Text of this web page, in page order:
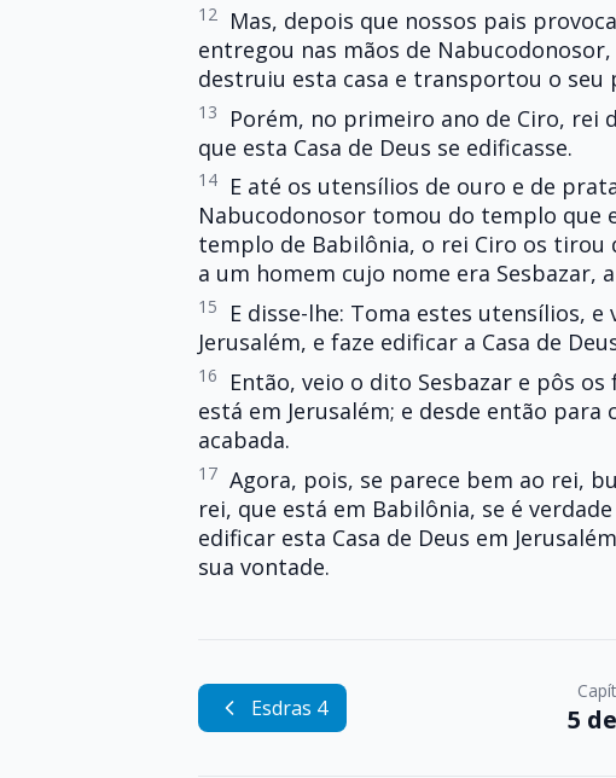
12
Mas, depois que nossos pais
entregou nas mãos de
destruiu esta casa e transportou o seu
13
Porém, no primeiro ano de Ciro, rei
que esta Casa de Deus se edificasse.
14
E até os utensílios de ouro e de
Nabucodonosor tomou do templo que
templo de Babilônia, o rei Ciro os
a um homem cujo nome era Sesbazar,
15
E disse-lhe: Toma estes utensílios,
Jerusalém, e faze edificar a Casa de
16
Então, veio o dito Sesbazar e pôs
está em Jerusalém; e desde então
acabada.
17 Agora, pois, se parece bem ao rei,
rei, que está em Babilônia, se é
edificar esta Casa de Deus em
sua vontade.
Esdras 4 5